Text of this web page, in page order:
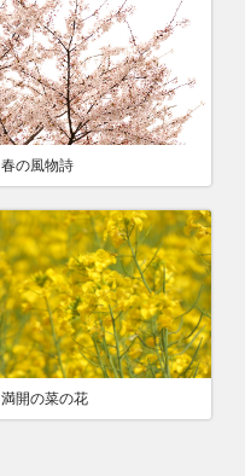
春の風物詩
満開の菜の花